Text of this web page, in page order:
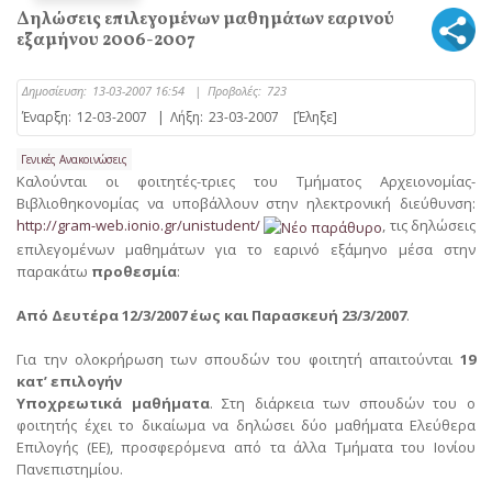
Δηλώσεις επιλεγομένων μαθημάτων εαρινού
εξαμήνου 2006-2007
Δημοσίευση: 13-03-2007 16:54 | Προβολές: 723
Έναρξη: 12-03-2007 | Λήξη: 23-03-2007 [Έληξε]
Γενικές Ανακοινώσεις
Καλούνται οι φοιτητές-τριες του Τμήματος Αρχειονομίας-
Βιβλιοθηκονομίας να υποβάλλουν στην ηλεκτρονική διεύθυνση:
http://gram-web.ionio.gr/unistudent/
, τις δηλώσεις
επιλεγομένων μαθημάτων για το εαρινό εξάμηνο μέσα στην
παρακάτω προθεσμία:
Από Δευτέρα 12/3/2007 έως και Παρασκευή 23/3/2007.
Για την ολοκρήρωση των σπουδών του φοιτητή απαιτούνται 19
κατ’ επιλογήν
Υποχρεωτικά μαθήματα. Στη διάρκεια των σπουδών του ο
φοιτητής έχει το δικαίωμα να δηλώσει δύο μαθήματα Ελεύθερα
Επιλογής (ΕΕ), προσφερόμενα από τα άλλα Τμήματα του Ιονίου
Πανεπιστημίου.